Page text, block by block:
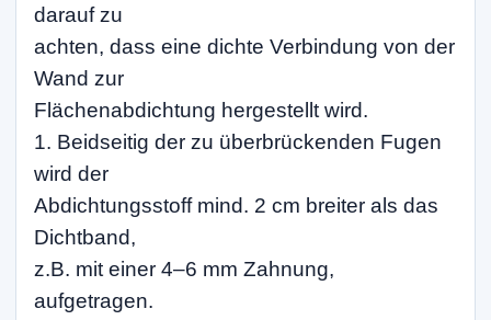
darauf zu
achten, dass eine dichte Verbindung von der
Wand zur
Flächenabdichtung hergestellt wird.
1. Beidseitig der zu überbrückenden Fugen
wird der
Abdichtungsstoff mind. 2 cm breiter als das
Dichtband,
z.B. mit einer 4–6 mm Zahnung,
aufgetragen.